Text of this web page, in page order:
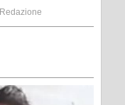
Redazione